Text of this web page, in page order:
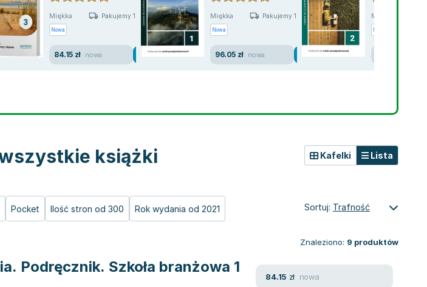
Miękka Pakujemy 10.08
Nowa
84.15 zł nowa
Miękka Pakujemy 10.08
Nowa
96.05 zł nowa
Miękka
Nowa
książki
Pocket Ilość stron od 300 Rok wydania od 2021
Kafelki Lista
Sortuj: Trafność
Znaleziono: 9 produktów
Podręcznik. Szkoła branżowa 1
84.15 zł nowa